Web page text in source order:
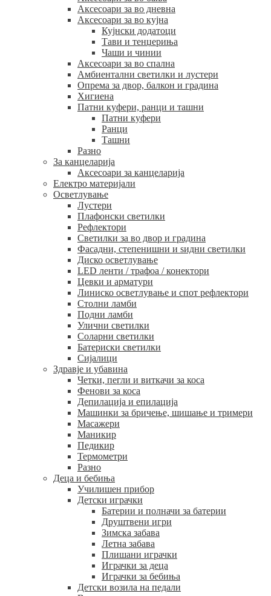
Аксесоари за во дневна
Аксесоари за во кујна
Кујнски додатоци
Тави и тенџериња
Чаши и чинии
Аксесоари за во спална
Амбиентални светилки и лустери
Опрема за двор, балкон и градина
Хигиена
Патни куфери, ранци и ташни
Патни куфери
Ранци
Ташни
Разно
За канцеларија
Аксесоари за канцеларија
Електро материјали
Осветлување
Лустери
Плафонски светилки
Рефлектори
Светилки за во двор и градина
Фасадни, степенишни и ѕидни светилки
Диско осветлување
LED ленти / трафоа / конектори
Цевки и арматури
Линиско осветлување и спот рефлектори
Столни ламби
Подни ламби
Улични светилки
Соларни светилки
Батериски светилки
Сијалици
Здравје и убавина
Четки, пегли и виткачи за коса
Фенови за коса
Депилација и епилација
Машинки за бричење, шишање и тримери
Масажери
Маникир
Педикир
Термометри
Разно
Деца и бебиња
Училишен прибор
Детски играчки
Батерии и полначи за батерии
Друштвени игри
Зимска забава
Летна забава
Плишани играчки
Играчки за деца
Играчки за бебиња
Детски возила на педали